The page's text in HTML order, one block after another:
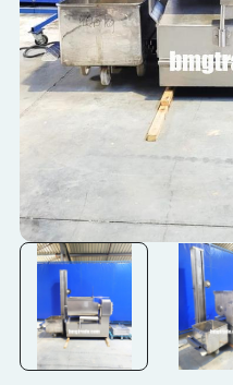
zapamiętanie informacji,
funkcjonowanie strony, np.
którym znajduje się
Statystyka
Statystyczne pliki cookie
internetowych zrozumieć,
zachowują się na stronie,
anonimowe informacje.
Marketing
Marketingowe pliki cookie
użytkowników na stronach